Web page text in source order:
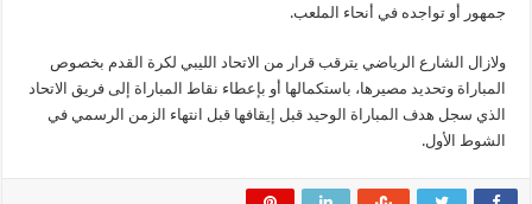
جمهور أو تواجده في أنحاء الملعب.
ولازال الشارع الرياضي يترقب قرار من الاتحاد الليبي لكرة القدم بخصوص
المباراة وتحديد مصيرها، باستكمالها أو بإعطاء نقاط المباراة إلى فريق الاتحاد
الذي سجل هدف المباراة الوحيد قبل إيقافها قبل انتهاء الزمن الرسمي في
الشوط الأول.